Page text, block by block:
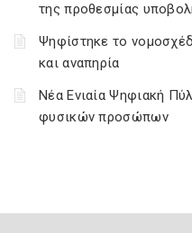
της προθεσμίας
Ψηφίστηκε το
και αναπηρία
Νέα Ενιαία Ψηφιακή
φυσικών προσώπων